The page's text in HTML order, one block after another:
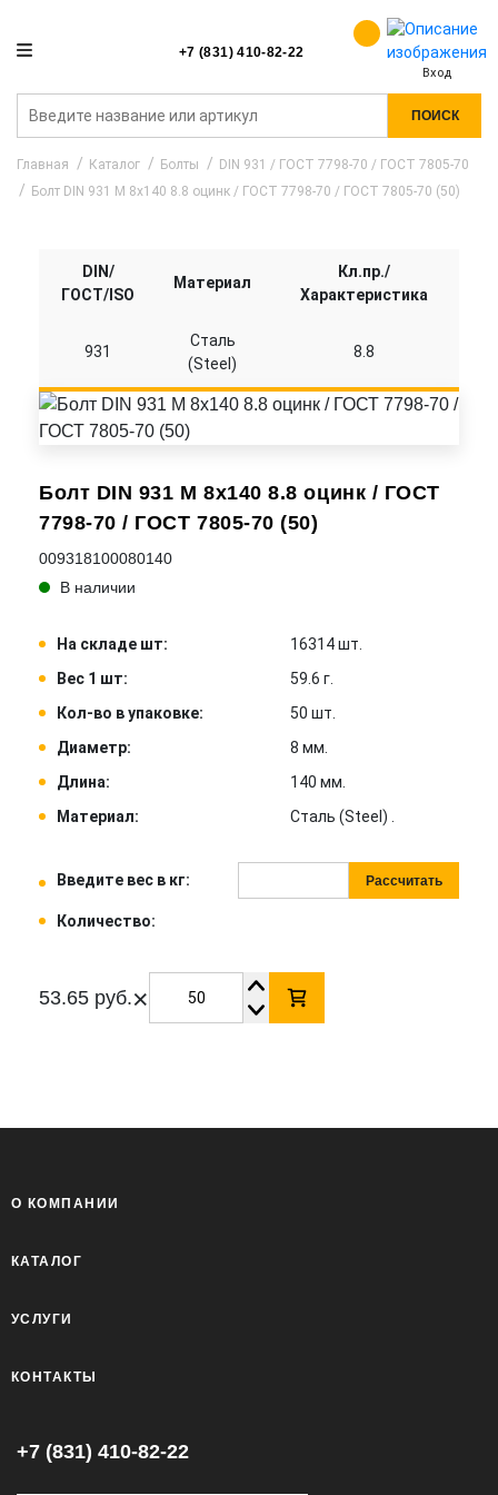
+7 (831) 410-82-22
Вход
ПОИСК
Главная Каталог Болты
DIN 931 / ГОСТ 7798-70 / ГОСТ 7805-70
Болт DIN 931 M 8x140 8.8 оцинк / ГОСТ 7798-70 / ГОСТ 7805-70 (50)
Болт DIN 931 M 8x140 8.8 оцинк / ГОСТ
7798-70 / ГОСТ 7805-70 (50)
009318100080140
В наличии
На складе шт:
16314 шт.
Вес 1 шт:
59.6 г.
Кол-во в упаковке:
50 шт.
Диаметр:
8 мм.
Длина:
140 мм.
Материал:
Сталь (Steel) .
Введите вес в кг: Рассчитать
Количество:
53.65 руб.×
DIN/
ГОСТ/ISO
Материал
Кл.пр./
Характеристика
931
Сталь
(Steel)
8.8
О КОМПАНИИ
КАТАЛОГ
УСЛУГИ
КОНТАКТЫ
+7 (831) 410-82-22